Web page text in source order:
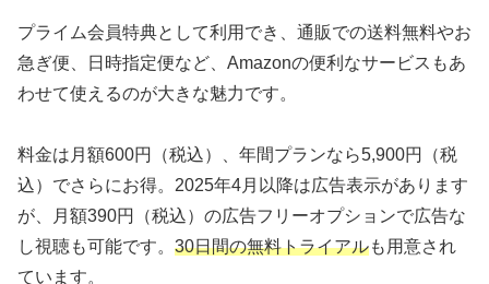
プライム会員特典として利用でき、通販での送料無料やお
急ぎ便、日時指定便など、Amazonの便利なサービスもあ
わせて使えるのが大きな魅力です。
料金は月額600円（税込）、年間プランなら5,900円（税
込）でさらにお得。2025年4月以降は広告表示があります
が、月額390円（税込）の広告フリーオプションで広告な
し視聴も可能です。 30日間の無料トライアルも用意され
ています。